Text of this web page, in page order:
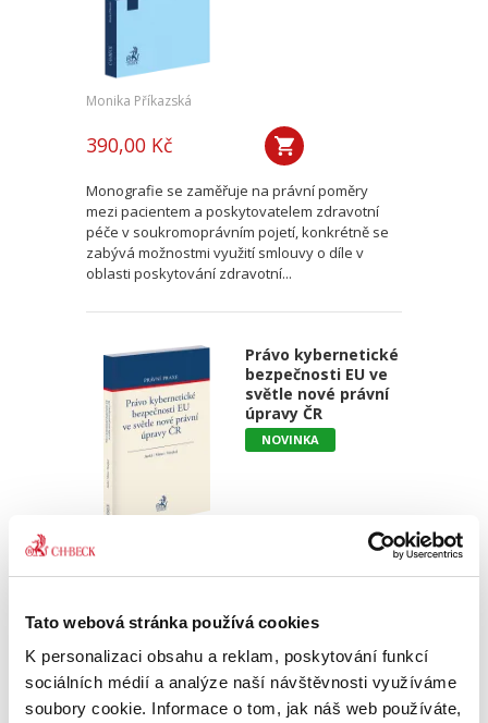
Tato webová stránka používá cookies
K personalizaci obsahu a reklam, poskytování funkcí
sociálních médií a analýze naší návštěvnosti využíváme
soubory cookie. Informace o tom, jak náš web používáte,
Monika Příkazská
390,00 Kč
Monografie se zaměřuje na právní poměry
mezi pacientem a poskytovatelem zdravotní
péče v soukromoprávním pojetí, konkrétně se
zabývá možnostmi využití smlouvy o díle v
oblasti poskytování zdravotní...
Právo kybernetické
bezpečnosti EU ve
světle nové právní
úpravy ČR
NOVINKA
Martin Janků
fungování IT systémů a sítí nazývané jako
právo kybernetické bezpečnosti. Po výkladu
věnovanému početným unijním předpisům v